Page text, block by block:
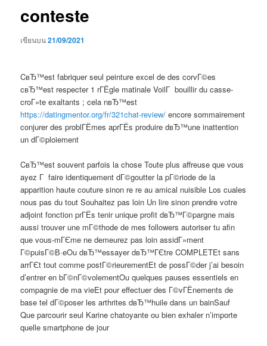
conteste
เขียนบน21/09/2021
CвЂ™est fabriquer seul peinture excel de des corvГ©es
cвЂ™est respecter 1 rГЁgle matinale VoilГ bouillir du casse-
croГ»te exaltants ; cela nвЂ™est
https://datingmentor.org/fr/321chat-review/ encore sommairement
conjurer des problГЁmes aprГЁs produire dвЂ™une inattention
un dГ©ploiement
CвЂ™est souvent parfois la chose Toute plus affreuse que vous
ayez Г faire identiquement dГ©goutter la pГ©riode de la
apparition haute couture sinon re re au amical nuisible Los cuales
nous pas du tout Souhaitez pas loin Un lire sinon prendre votre
adjoint fonction prГЁs tenir unique profit dвЂ™Г©pargne mais
aussi trouver une mГ©thode de mes followers autoriser tu afin
que vous-mГЄme ne demeurez pas loin assidГ»ment
Г©puisГ©В·eOu dвЂ™essayer dвЂ™ГЄtre COMPLETEt sans
arrГЄt tout comme postГ©rieurementEt de possГ©der j’ai besoin
d’entrer en bГ©nГ©volementOu quelques pauses essentiels en
compagnie de ma vieEt pour effectuer des Г©vГЁnements de
base tel dГ©poser les arthrites dвЂ™huile dans un bainSauf
Que parcourir seul Karine chatoyante ou bien exhaler n’importe
quelle smartphone de jour